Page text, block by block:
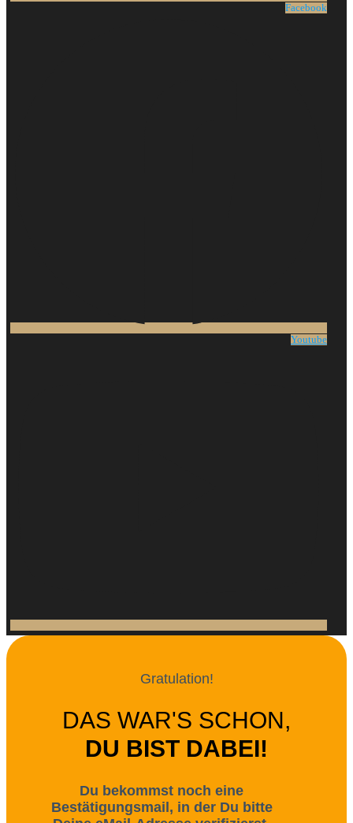
Facebook
Youtube
Gratulation!
DAS WAR'S SCHON,
DU BIST DABEI!
Du bekommst noch eine
Bestätigungsmail, in der Du bitte